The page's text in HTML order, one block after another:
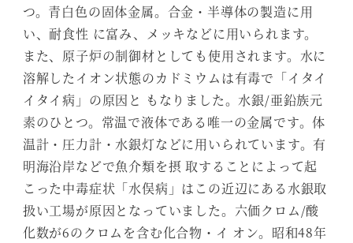
つ。青白色の固体金属。合金・半導体の製造に用
い、耐食性 に富み、メッキなどに用いられます。
また、原子炉の制御材としても使用されます。水に
溶解したイオン状態のカドミウムは有毒で「イタイ
イタイ病」の原因と もなりました。水銀/亜鉛族元
素のひとつ。常温で液体である唯一の金属です。体
温計・圧力計・水銀灯などに用いられています。有
明海沿岸などで魚介類を摂 取することによって起
こった中毒症状「水俣病」はこの近辺にある水銀取
扱い工場が原因となっていました。六価クロム/酸
化数が6のクロムを含む化合物・イ オン。昭和48年